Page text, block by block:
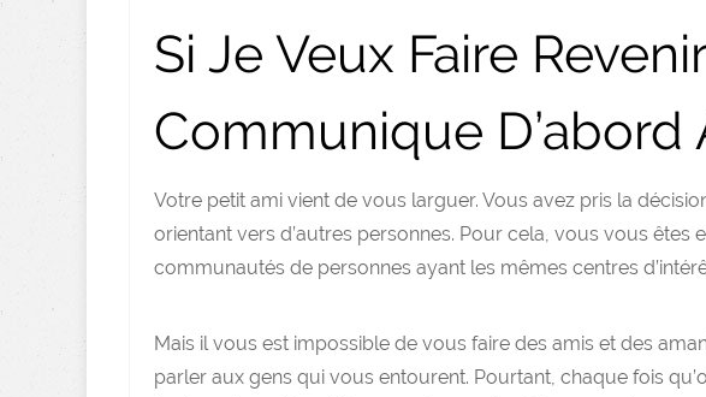
Si Je Veux Faire
Communique D’abord
Votre petit ami vient de vous larguer. Vous avez pris la
orientant vers d’autres personnes. Pour cela, vous vous êtes
communautés de personnes ayant les mêmes centres
Mais il vous est impossible de vous faire des amis et des
parler aux gens qui vous entourent. Pourtant, chaque fois